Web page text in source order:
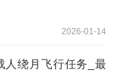
2026-01-14
人绕月飞行任务_最